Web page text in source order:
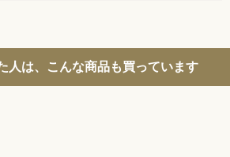
人は、こんな商品も買っています